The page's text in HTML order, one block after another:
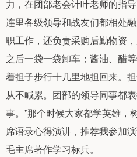
力，在团部老会计叶老师的指
连里各级领导和战友们都相处
职工作，还负责采购后勤物资
之后一袋一袋卸车；酱油、醋
着担子步行十几里地担回来。
从不喊累。团部的领导同事都
事。”那个时候大家都学英雄，
席语录心得演讲，推荐我参加
毛主席著作学习标兵。